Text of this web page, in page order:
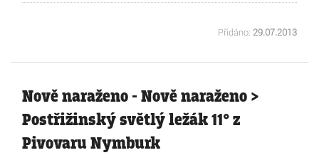
Přidáno: 29.07.2013
Nově naraženo - Nově naraženo >
Postřižinský světlý ležák 11° z
Pivovaru Nymburk